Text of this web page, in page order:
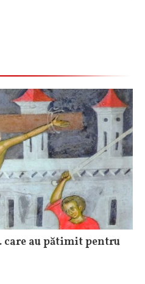
care au pătimit pentru